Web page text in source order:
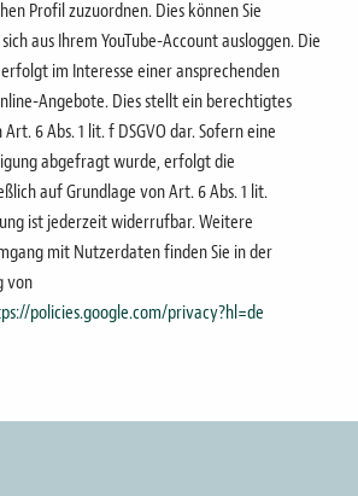
Profil zuzuordnen. Dies können Sie
aus Ihrem YouTube-Account ausloggen. Die
erfolgt im Interesse einer ansprechenden
Angebote. Dies stellt ein berechtigtes
Art. 6 Abs. 1 lit. f DSGVO dar. Sofern eine
abgefragt wurde, erfolgt die
auf Grundlage von Art. 6 Abs. 1 lit.
ist jederzeit widerrufbar. Weitere
mit Nutzerdaten finden Sie in der
von
policies.google.com/privacy?hl=de